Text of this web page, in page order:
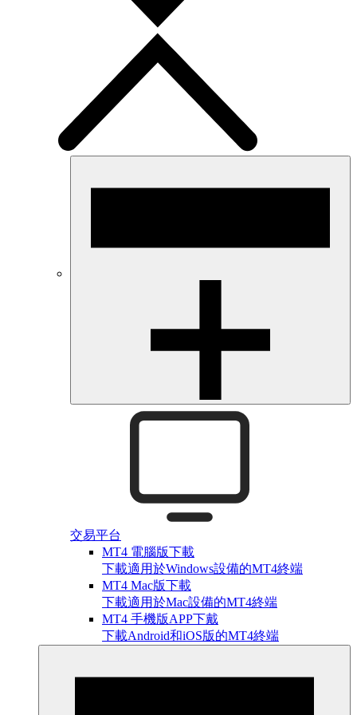
交易平台
MT4 電腦版下載
下載適用於Windows設備的MT4終端
MT4 Mac版下載
下載適用於Mac設備的MT4終端
MT4 手機版APP下戴
下載Android和iOS版的MT4終端